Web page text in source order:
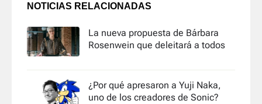
NOTICIAS RELACIONADAS
La nueva propuesta de Bárbara
Rosenwein que deleitará a todos
¿Por qué apresaron a Yuji Naka,
uno de los creadores de Sonic?